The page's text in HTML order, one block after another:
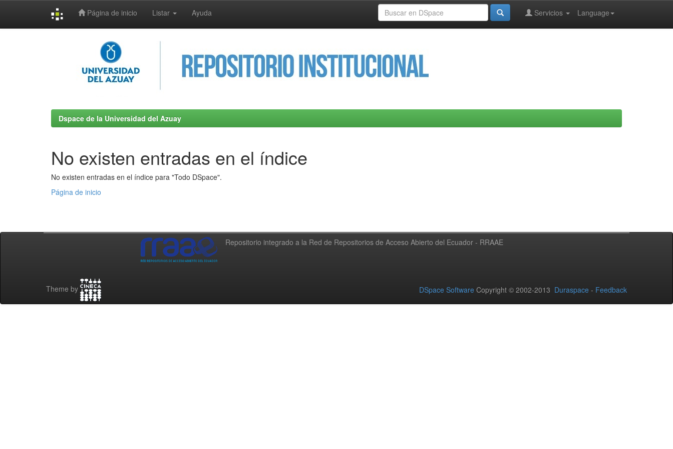
Página de inicio Listar Ayuda Language
Servicios
Dspace de la Universidad del Azuay
No existen entradas en el índice
No existen entradas en el índice para "Todo DSpace".
Página de inicio
Repositorio integrado a la Red de Repositorios de Acceso Abierto del Ecuador - RRAAE
Theme by DSpace Software Copyright © 2002-2013 Duraspace - Feedback